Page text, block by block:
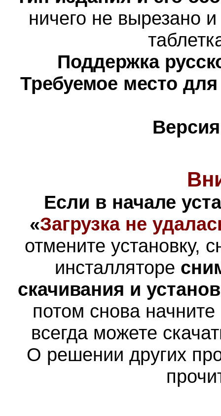
ничего не вырезано
Поддержка
Требуемое место
Если в начале
«Загрузка не
отмените установку,
инсталляторе
скачивания и
потом снова
всегда можете
О решении других